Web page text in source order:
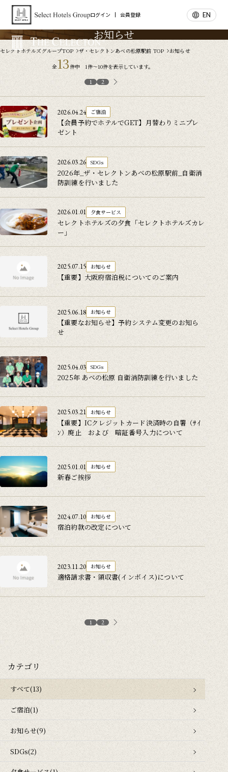
ログイン 会員登録 EN
お知らせ
セレクトホテルズグループTOP ザ・セレクトンあべの松原駅前 TOP お知らせ
全13件中 1件～10件を表示しています。
1 2
2026.04.24 ご宿泊
【会員予約でホテルでGET】月替わりミニプレ
ゼント
2026.03.26 SDGs
2026年_ザ・セレクトンあべの松原駅前_自衛消
防訓練を行いました
2026.01.01 夕食サービス
セレクトホテルズの夕食「セレクトホテルズカレ
ー」
2025.07.15 お知らせ
【重要】大阪府宿泊税についてのご案内
2025.06.18 お知らせ
【重要なお知らせ】予約システム変更のお知ら
せ
2025.04.03 SDGs
2025年 あべの松原 自衛消防訓練を行いました
2025.03.21 お知らせ
【重要】ICクレジットカード決済時の自署（ｻｲ
ﾝ）廃止 および 暗証番号入力について
2025.01.01 お知らせ
新春ご挨拶
2024.07.10 お知らせ
宿泊約款の改定について
2023.11.20 お知らせ
適格請求書・領収書(インボイス)について
1 2
カテゴリ
すべて(13)
ご宿泊(1)
お知らせ(9)
SDGs(2)